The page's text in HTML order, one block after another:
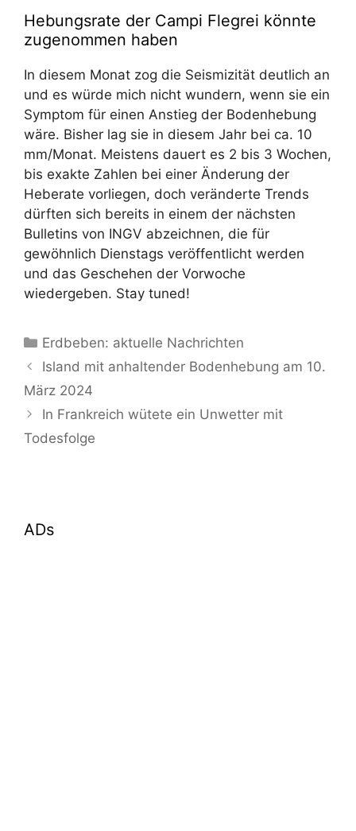
Hebungsrate der Campi Flegrei könnte
zugenommen haben
In diesem Monat zog die Seismizität deutlich an
und es würde mich nicht wundern, wenn sie ein
Symptom für einen Anstieg der Bodenhebung
wäre. Bisher lag sie in diesem Jahr bei ca. 10
mm/Monat. Meistens dauert es 2 bis 3 Wochen,
bis exakte Zahlen bei einer Änderung der
Heberate vorliegen, doch veränderte Trends
dürften sich bereits in einem der nächsten
Bulletins von INGV abzeichnen, die für
gewöhnlich Dienstags veröffentlicht werden
und das Geschehen der Vorwoche
wiedergeben. Stay tuned!
Kategorien
Erdbeben: aktuelle Nachrichten
Island mit anhaltender Bodenhebung am 10.
März 2024
In Frankreich wütete ein Unwetter mit
Todesfolge
ADs